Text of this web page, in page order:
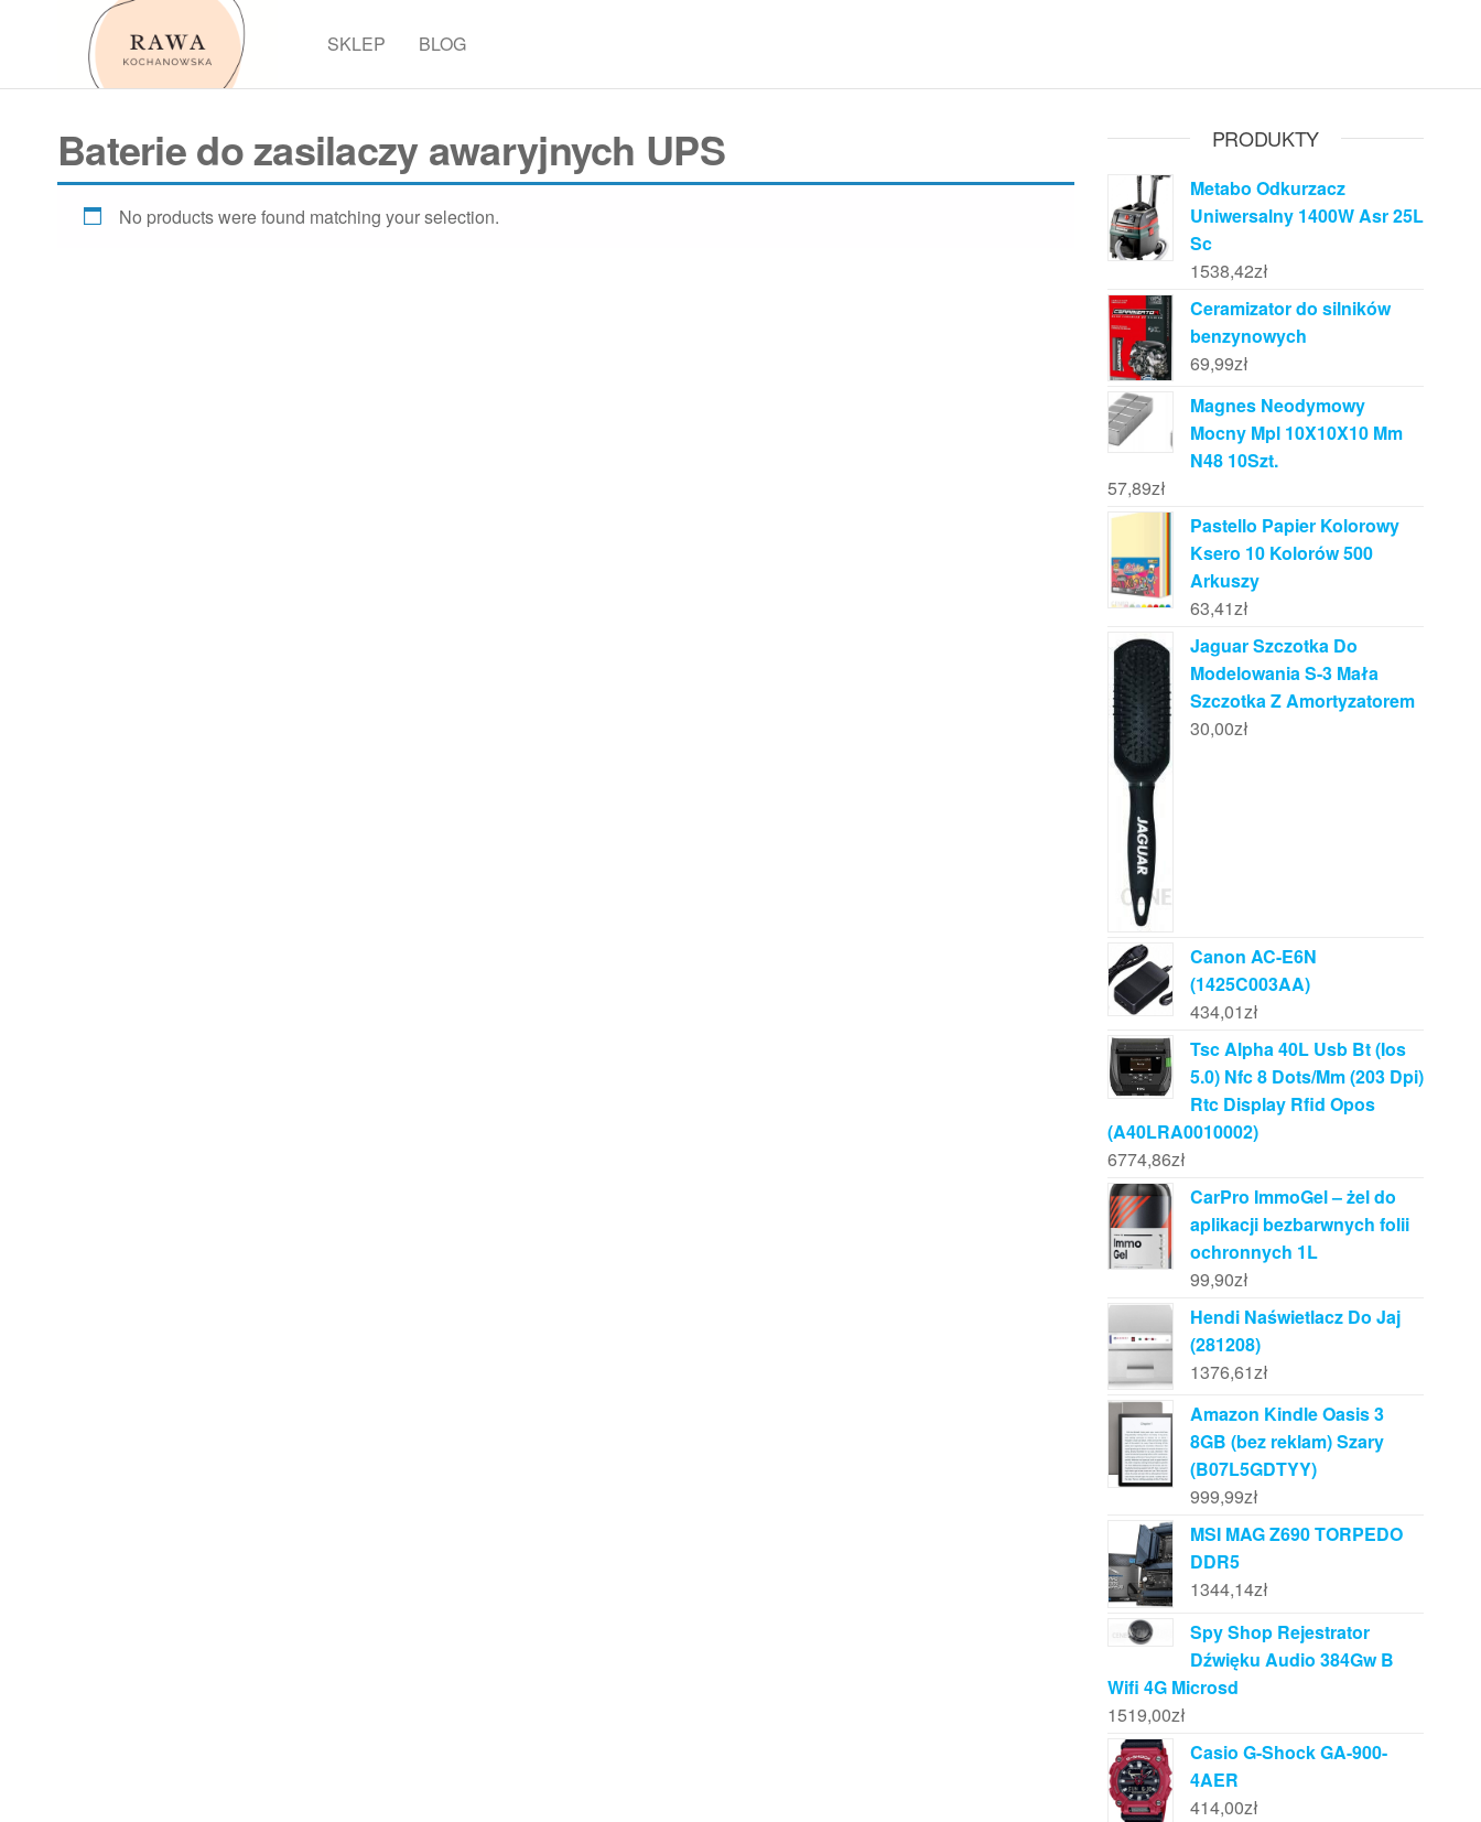
SKLEP BLOG
Baterie do zasilaczy awaryjnych UPS
No products were found matching your selection.
PRODUKTY
Metabo Odkurzacz
Uniwersalny 1400W Asr 25L
Sc
1538,42zł
Ceramizator do silników
benzynowych
69,99zł
Magnes Neodymowy
Mocny Mpl 10X10X10 Mm
N48 10Szt.
57,89zł
Pastello Papier Kolorowy
Ksero 10 Kolorów 500
Arkuszy
63,41zł
Jaguar Szczotka Do
Modelowania S-3 Mała
Szczotka Z Amortyzatorem
30,00zł
Canon AC-E6N
(1425C003AA)
434,01zł
Tsc Alpha 40L Usb Bt (Ios
5.0) Nfc 8 Dots/Mm (203 Dpi)
Rtc Display Rfid Opos
(A40LRA0010002)
6774,86zł
CarPro ImmoGel – żel do
aplikacji bezbarwnych folii
ochronnych 1L
99,90zł
Hendi Naświetlacz Do Jaj
(281208)
1376,61zł
Amazon Kindle Oasis 3
8GB (bez reklam) Szary
(B07L5GDTYY)
999,99zł
MSI MAG Z690 TORPEDO
DDR5
1344,14zł
Spy Shop Rejestrator
Dźwięku Audio 384Gw B
Wifi 4G Microsd
1519,00zł
Casio G-Shock GA-900-
4AER
414,00zł